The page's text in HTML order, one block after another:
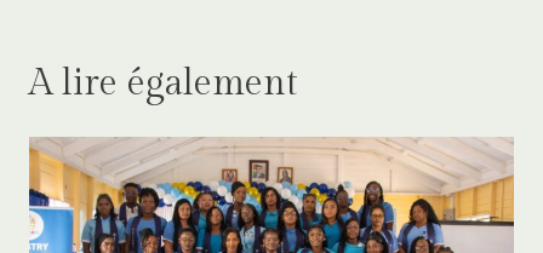
A lire également